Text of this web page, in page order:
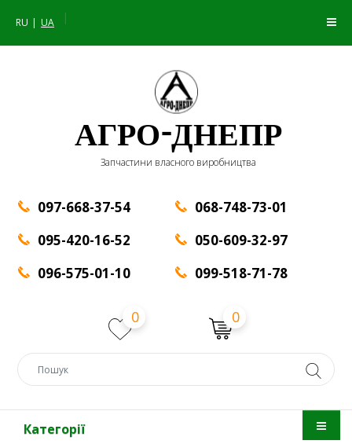
RU UA |
АГРО-ДНЕПР
Запчастини власного виробництва
097-668-37-54
095-420-16-52
096-575-01-10
068-748-73-01
050-609-32-97
099-518-71-78
0 0
Категорії